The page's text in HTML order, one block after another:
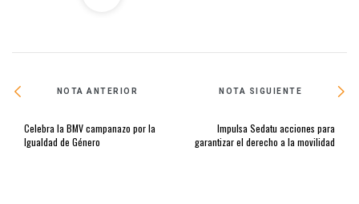
NOTA ANTERIOR
Celebra la BMV campanazo por la
Igualdad de Género
NOTA SIGUIENTE
Impulsa Sedatu acciones para
garantizar el derecho a la movilidad